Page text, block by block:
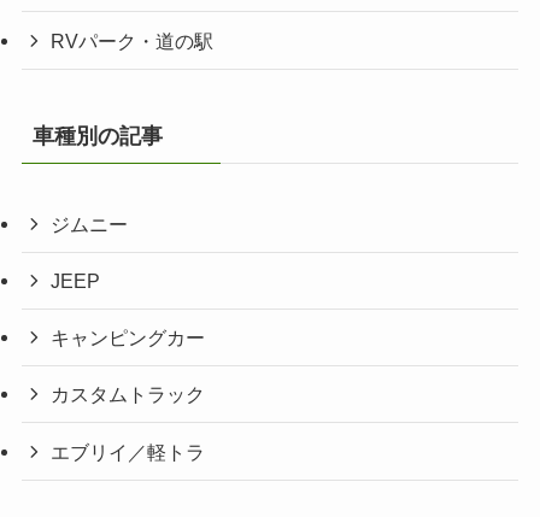
RVパーク・道の駅
車種別の記事
ジムニー
JEEP
キャンピングカー
カスタムトラック
エブリイ／軽トラ